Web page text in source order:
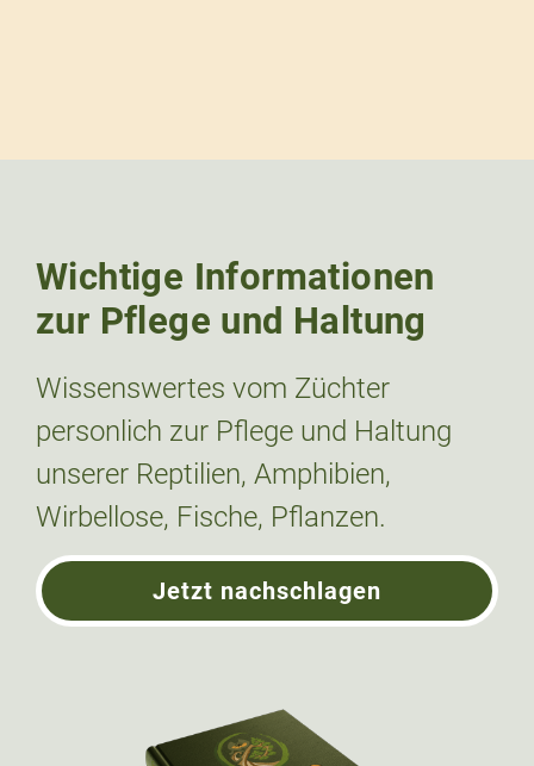
Wichtige Informationen
zur Pflege und Haltung
Wissenswertes vom Züchter
personlich zur Pflege und Haltung
unserer Reptilien, Amphibien,
Wirbellose, Fische, Pflanzen.
Jetzt nachschlagen